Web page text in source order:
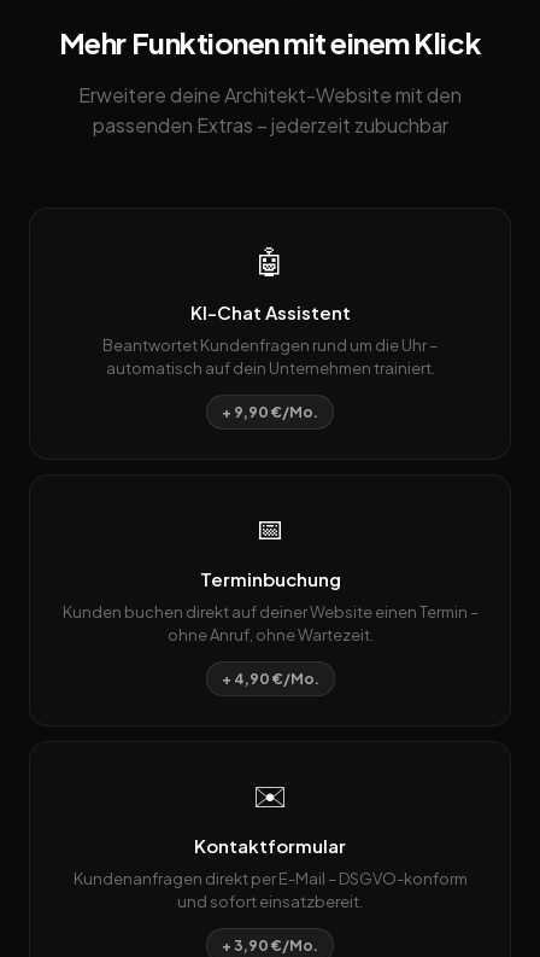
Mehr Funktionen mit einem Klick
Erweitere deine Architekt-Website mit den
passenden Extras – jederzeit zubuchbar
🤖
KI-Chat Assistent
Beantwortet Kundenfragen rund um die Uhr –
automatisch auf dein Unternehmen trainiert.
+ 9,90 €/Mo.
📅
Terminbuchung
Kunden buchen direkt auf deiner Website einen Termin –
ohne Anruf, ohne Wartezeit.
+ 4,90 €/Mo.
✉️
Kontaktformular
Kundenanfragen direkt per E-Mail – DSGVO-konform
und sofort einsatzbereit.
+ 3,90 €/Mo.